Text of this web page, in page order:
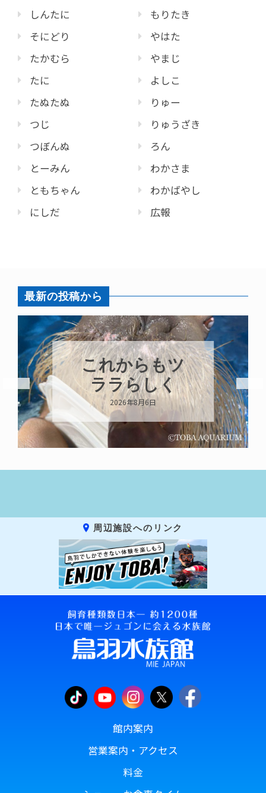
しんたに
そにどり
たかむら
たに
たぬたぬ
つじ
つぼんぬ
とーみん
ともちゃん
にしだ
もりたき
やはた
やまじ
よしこ
りゅー
りゅうざき
ろん
わかさま
わかばやし
広報
最新の投稿から
これからもツ
ララらしく
2026年8月6日
周辺施設へのリンク
館内案内
営業案内・アクセス
料金